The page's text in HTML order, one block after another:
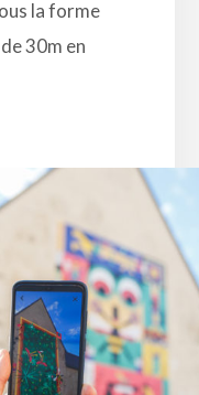
la forme
30m en